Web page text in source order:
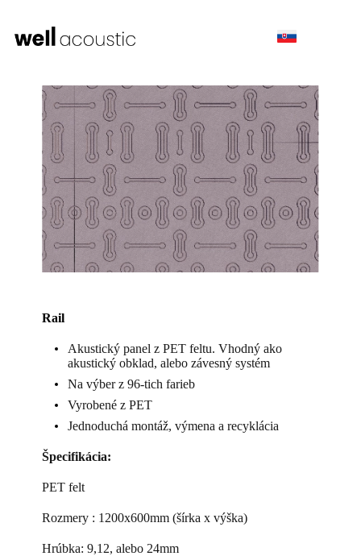
Rail
Akustický panel z PET feltu. Vhodný ako
akustický obklad, alebo závesný systém
Na výber z 96-tich farieb
Vyrobené z PET
Jednoduchá montáž, výmena a recyklácia
Špecifikácia:
PET felt
Rozmery : 1200x600mm (šírka x výška)
Hrúbka: 9,12, alebo 24mm